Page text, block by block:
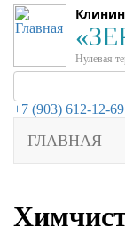
Нулевая
+7 (903) 612-12-69
ГЛАВНАЯ